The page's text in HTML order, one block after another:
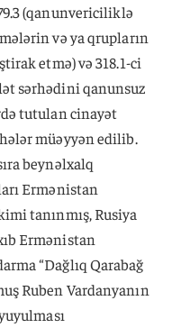
(qanunvericiliklə
və ya qrupların
etmə) və 318.1-ci
sərhədini qanunsuz
tutulan cinayət
müəyyən edilib.
beynəlxalq
Ermənistan
tanınmış, Rusiya
Ermənistan
“Dağlıq Qarabağ
Ruben Vardanyanın